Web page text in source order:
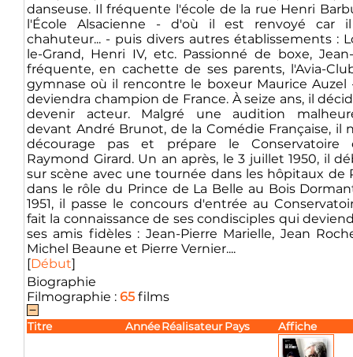
danseuse. Il fréquente l'école de la rue Henri
l'École Alsacienne - d'où il est renvoyé car
chahuteur... - puis divers autres établissements :
le-Grand, Henri IV, etc. Passionné de boxe,
fréquente, en cachette de ses parents, l'Avia-
gymnase où il rencontre le boxeur Maurice Auzel
deviendra champion de France. À seize ans, il
devenir acteur. Malgré une audition
devant André Brunot, de la Comédie Française, il
décourage pas et prépare le Conservatoire
Raymond Girard. Un an après, le 3 juillet 1950, il
sur scène avec une tournée dans les hôpitaux de
dans le rôle du Prince de La Belle au Bois
1951, il passe le concours d'entrée au
fait la connaissance de ses condisciples qui
ses amis fidèles : Jean-Pierre Marielle, Jean
Michel Beaune et Pierre Vernier....
[Début]
Biographie
Filmographie : 65 films
Titre AnnéeRéalisateur Pays Affiche